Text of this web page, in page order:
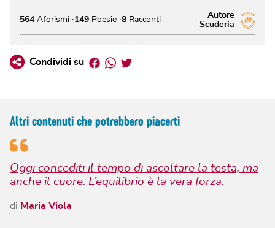
Autore
Scuderia
564 Aforismi 149 Poesie 8 Racconti
Condividi su Facebook
Whatsapp
Twitter
Altri contenuti che potrebbero piacerti
Oggi concediti il tempo di ascoltare la testa, ma
anche il cuore. L’equilibrio è la vera forza.
di Maria Viola